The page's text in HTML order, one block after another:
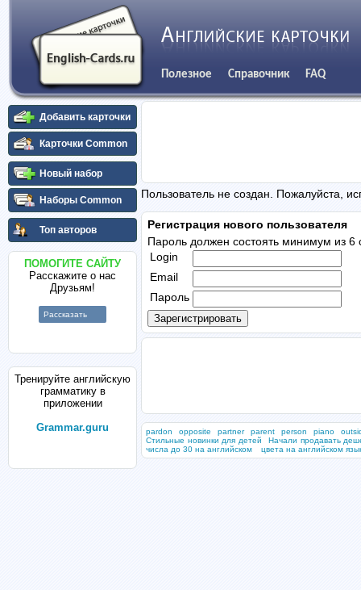
Полезное Справочник FAQ
Добавить карточки
Карточки Common
Новый набор
Наборы Common
Топ авторов
ПОМОГИТЕ САЙТУ
Расскажите о нас
Друзьям!
Рассказать
Тренируйте английскую
грамматику в
приложении
Grammar.guru
Пользователь не создан. Пожалуйста,
Регистрация нового пользователя
Пароль должен состоять минимум из 6
Login
Email
Пароль
pardon opposite partner parent person piano
Стильные новинки для детей
Начали продавать
числа до 30 на английском
цвета на английском